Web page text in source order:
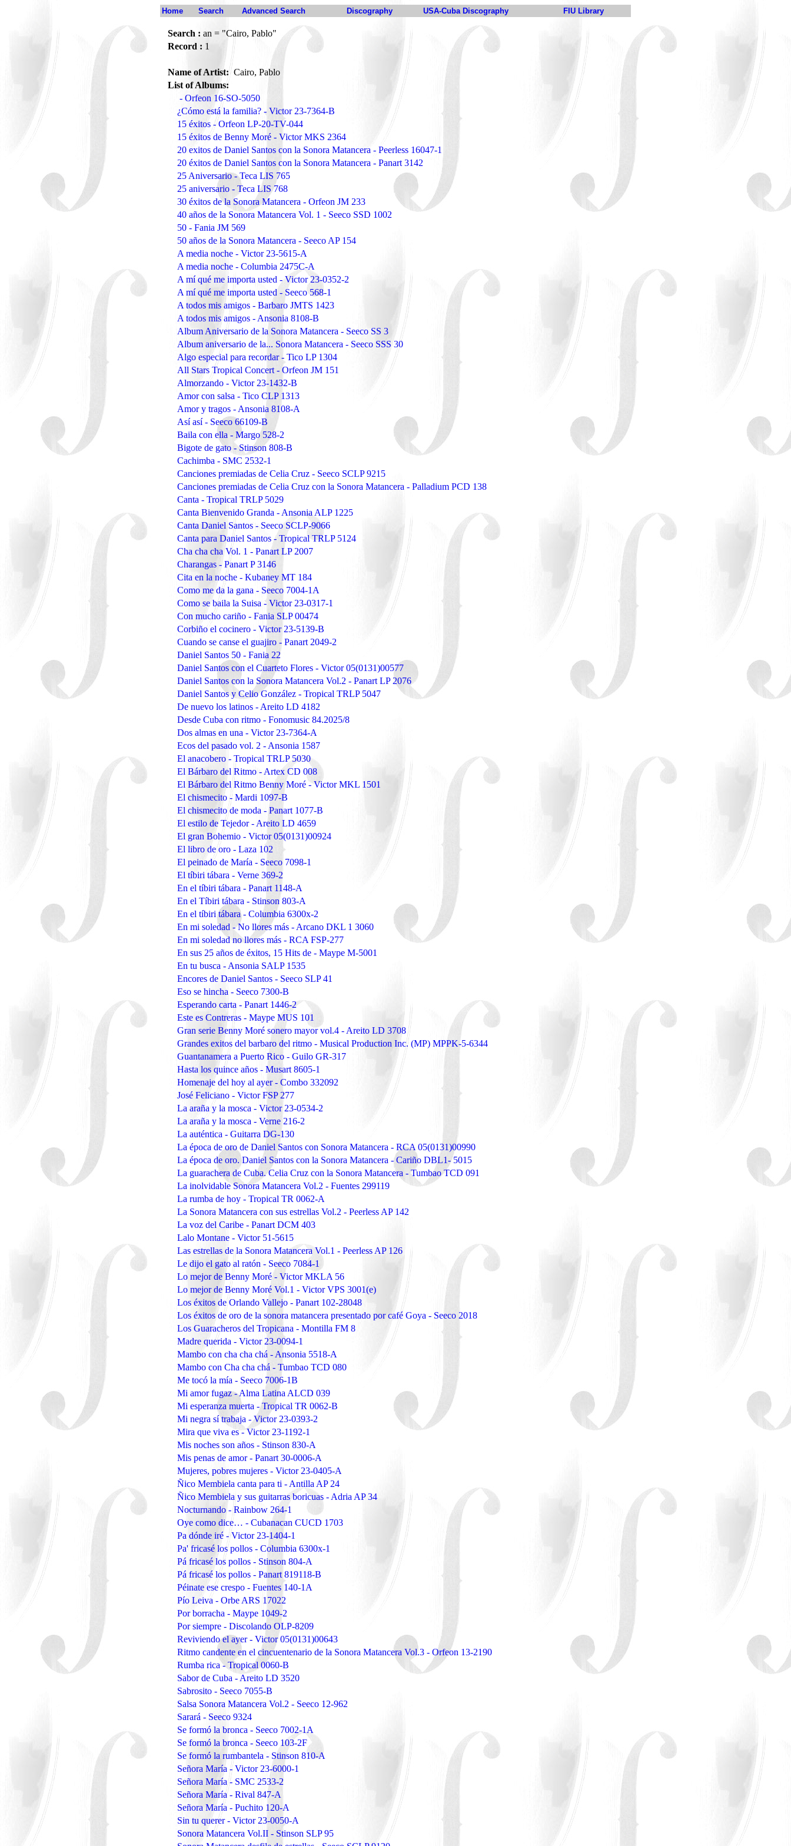
Home Search Advanced Search Discography USA-Cuba Discography FIU Library
Search : an = "Cairo, Pablo"
Record : 1
Name of Artist:Cairo, Pablo
List of Albums:
- Orfeon 16-SO-5050
¿Cómo está la familia? - Victor 23-7364-B
15 éxitos - Orfeon LP-20-TV-044
15 éxitos de Benny Moré - Victor MKS 2364
20 exitos de Daniel Santos con la Sonora Matancera - Peerless 16047-1
20 éxitos de Daniel Santos con la Sonora Matancera - Panart 3142
25 Aniversario - Teca LIS 765
25 aniversario - Teca LIS 768
30 éxitos de la Sonora Matancera - Orfeon JM 233
40 años de la Sonora Matancera Vol. 1 - Seeco SSD 1002
50 - Fania JM 569
50 años de la Sonora Matancera - Seeco AP 154
A media noche - Victor 23-5615-A
A media noche - Columbia 2475C-A
A mí qué me importa usted - Victor 23-0352-2
A mí qué me importa usted - Seeco 568-1
A todos mis amigos - Barbaro JMTS 1423
A todos mis amigos - Ansonia 8108-B
Album Aniversario de la Sonora Matancera - Seeco SS 3
Album aniversario de la... Sonora Matancera - Seeco SSS 30
Algo especial para recordar - Tico LP 1304
All Stars Tropical Concert - Orfeon JM 151
Almorzando - Victor 23-1432-B
Amor con salsa - Tico CLP 1313
Amor y tragos - Ansonia 8108-A
Así así - Seeco 66109-B
Baila con ella - Margo 528-2
Bigote de gato - Stinson 808-B
Cachimba - SMC 2532-1
Canciones premiadas de Celia Cruz - Seeco SCLP 9215
Canciones premiadas de Celia Cruz con la Sonora Matancera - Palladium PCD 138
Canta - Tropical TRLP 5029
Canta Bienvenido Granda - Ansonia ALP 1225
Canta Daniel Santos - Seeco SCLP-9066
Canta para Daniel Santos - Tropical TRLP 5124
Cha cha cha Vol. 1 - Panart LP 2007
Charangas - Panart P 3146
Cita en la noche - Kubaney MT 184
Como me da la gana - Seeco 7004-1A
Como se baila la Suisa - Victor 23-0317-1
Con mucho cariño - Fania SLP 00474
Corbiño el cocinero - Victor 23-5139-B
Cuando se canse el guajiro - Panart 2049-2
Daniel Santos 50 - Fania 22
Daniel Santos con el Cuarteto Flores - Victor 05(0131)00577
Daniel Santos con la Sonora Matancera Vol.2 - Panart LP 2076
Daniel Santos y Celio González - Tropical TRLP 5047
De nuevo los latinos - Areito LD 4182
Desde Cuba con ritmo - Fonomusic 84.2025/8
Dos almas en una - Victor 23-7364-A
Ecos del pasado vol. 2 - Ansonia 1587
El anacobero - Tropical TRLP 5030
El Bárbaro del Ritmo - Artex CD 008
El Bárbaro del Ritmo Benny Moré - Victor MKL 1501
El chismecito - Mardi 1097-B
El chismecito de moda - Panart 1077-B
El estilo de Tejedor - Areito LD 4659
El gran Bohemio - Victor 05(0131)00924
El libro de oro - Laza 102
El peinado de María - Seeco 7098-1
El tíbiri tábara - Verne 369-2
En el tíbiri tábara - Panart 1148-A
En el Tíbiri tábara - Stinson 803-A
En el tíbiri tábara - Columbia 6300x-2
En mi soledad - No llores más - Arcano DKL 1 3060
En mi soledad no llores más - RCA FSP-277
En sus 25 años de éxitos, 15 Hits de - Maype M-5001
En tu busca - Ansonia SALP 1535
Encores de Daniel Santos - Seeco SLP 41
Eso se hincha - Seeco 7300-B
Esperando carta - Panart 1446-2
Este es Contreras - Maype MUS 101
Gran serie Benny Moré sonero mayor vol.4 - Areito LD 3708
Grandes exitos del barbaro del ritmo - Musical Production Inc. (MP) MPPK-5-6344
Guantanamera a Puerto Rico - Guilo GR-317
Hasta los quince años - Musart 8605-1
Homenaje del hoy al ayer - Combo 332092
José Feliciano - Victor FSP 277
La araña y la mosca - Victor 23-0534-2
La araña y la mosca - Verne 216-2
La auténtica - Guitarra DG-130
La época de oro de Daniel Santos con Sonora Matancera - RCA 05(0131)00990
La época de oro. Daniel Santos con la Sonora Matancera - Cariño DBL1- 5015
La guarachera de Cuba. Celia Cruz con la Sonora Matancera - Tumbao TCD 091
La inolvidable Sonora Matancera Vol.2 - Fuentes 299119
La rumba de hoy - Tropical TR 0062-A
La Sonora Matancera con sus estrellas Vol.2 - Peerless AP 142
La voz del Caribe - Panart DCM 403
Lalo Montane - Victor 51-5615
Las estrellas de la Sonora Matancera Vol.1 - Peerless AP 126
Le dijo el gato al ratón - Seeco 7084-1
Lo mejor de Benny Moré - Victor MKLA 56
Lo mejor de Benny Moré Vol.1 - Victor VPS 3001(e)
Los éxitos de Orlando Vallejo - Panart 102-28048
Los éxitos de oro de la sonora matancera presentado por café Goya - Seeco 2018
Los Guaracheros del Tropicana - Montilla FM 8
Madre querida - Victor 23-0094-1
Mambo con cha cha chá - Ansonia 5518-A
Mambo con Cha cha chá - Tumbao TCD 080
Me tocó la mía - Seeco 7006-1B
Mi amor fugaz - Alma Latina ALCD 039
Mi esperanza muerta - Tropical TR 0062-B
Mi negra sí trabaja - Victor 23-0393-2
Mira que viva es - Victor 23-1192-1
Mis noches son años - Stinson 830-A
Mis penas de amor - Panart 30-0006-A
Mujeres, pobres mujeres - Victor 23-0405-A
Ñico Membiela canta para ti - Antilla AP 24
Ñico Membiela y sus guitarras boricuas - Adria AP 34
Nocturnando - Rainbow 264-1
Oye como dice… - Cubanacan CUCD 1703
Pa dónde iré - Victor 23-1404-1
Pa' fricasé los pollos - Columbia 6300x-1
Pá fricasé los pollos - Stinson 804-A
Pá fricasé los pollos - Panart 819118-B
Péinate ese crespo - Fuentes 140-1A
Pío Leiva - Orbe ARS 17022
Por borracha - Maype 1049-2
Por siempre - Discolando OLP-8209
Reviviendo el ayer - Victor 05(0131)00643
Ritmo candente en el cincuentenario de la Sonora Matancera Vol.3 - Orfeon 13-2190
Rumba rica - Tropical 0060-B
Sabor de Cuba - Areito LD 3520
Sabrosito - Seeco 7055-B
Salsa Sonora Matancera Vol.2 - Seeco 12-962
Sarará - Seeco 9324
Se formó la bronca - Seeco 7002-1A
Se formó la bronca - Seeco 103-2F
Se formó la rumbantela - Stinson 810-A
Señora María - Victor 23-6000-1
Señora María - SMC 2533-2
Señora María - Rival 847-A
Señora María - Puchito 120-A
Sin tu querer - Victor 23-0050-A
Sonora Matancera Vol.II - Stinson SLP 95